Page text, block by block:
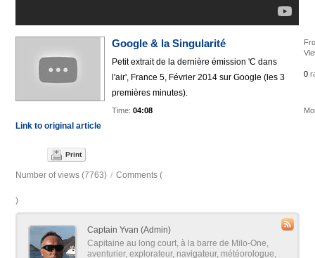
Google & la Singularité
Petit extrait de la dernière émission 'C dans
l'air', France 5, Février 2014 sur Google (les 3
premières minutes).
0
Time: 04:08
Link to original article
Print
Number of views (7763) / Comments (
)
Captain Yvan (Admin)
Capitaine au long court, à la barre de Milo-One,
aventurier, explorateur, navigateur, météorologue,